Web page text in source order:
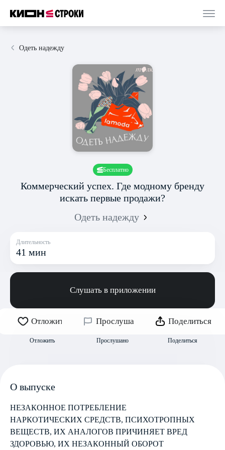
Одеть надежду
Бесплатно
Коммерческий успех. Где модному бренду
искать первые продажи?
Одеть надежду
Длительность
41 мин
Слушать в приложении
Отложить
Отложить
Прослушано
Прослушано
Поделиться
Поделиться
О выпуске
НЕЗАКОННОЕ ПОТРЕБЛЕНИЕ
НАРКОТИЧЕСКИХ СРЕДСТВ, ПСИХОТРОПНЫХ
ВЕЩЕСТВ, ИХ АНАЛОГОВ ПРИЧИНЯЕТ ВРЕД
ЗДОРОВЬЮ, ИХ НЕЗАКОННЫЙ ОБОРОТ